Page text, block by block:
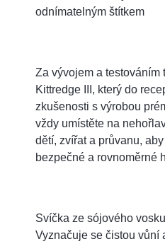
odnímatelným štítkem
Za vývojem a testováním
Kittredge III, který do
zkušenosti s výrobou
vždy umístěte na
dětí, zvířat a průvanu,
bezpečné a rovnoměrné
Svíčka ze sójového
Vyznačuje se čistou vůní